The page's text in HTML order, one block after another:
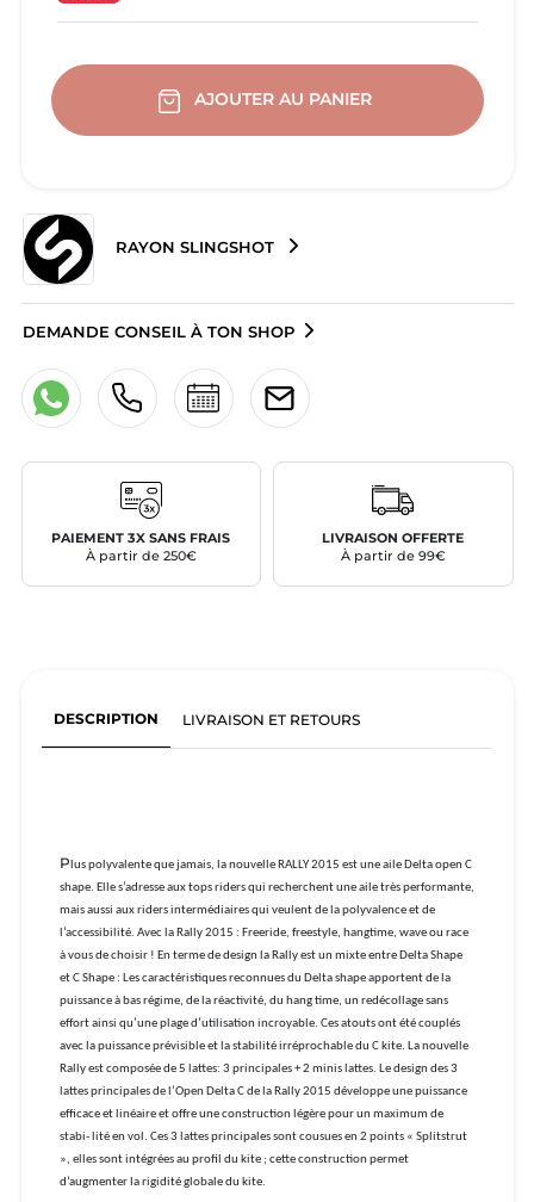
AJOUTER AU PANIER
RAYON SLINGSHOT
DEMANDE CONSEIL À TON SHOP
PAIEMENT 3X SANS FRAIS
À partir de 250€
LIVRAISON OFFERTE
À partir de 99€
DESCRIPTION LIVRAISON ET RETOURS
Plus polyvalente que jamais, la nouvelle RALLY 2015 est une aile Delta open C
shape. Elle s’adresse aux tops riders qui recherchent une aile très performante,
mais aussi aux riders intermédiaires qui veulent de la polyvalence et de
l’accessibilité. Avec la Rally 2015 : Freeride, freestyle, hangtime, wave ou race
à vous de choisir ! En terme de design la Rally est un mixte entre Delta Shape
et C Shape : Les caractéristiques reconnues du Delta shape apportent de la
puissance à bas régime, de la réactivité, du hang time, un redécollage sans
effort ainsi qu’une plage d’utilisation incroyable. Ces atouts ont été couplés
avec la puissance prévisible et la stabilité irréprochable du C kite. La nouvelle
Rally est composée de 5 lattes: 3 principales + 2 minis lattes. Le design des 3
lattes principales de l’Open Delta C de la Rally 2015 développe une puissance
efficace et linéaire et offre une construction légère pour un maximum de
stabi- lité en vol. Ces 3 lattes principales sont cousues en 2 points « Splitstrut
», elles sont intégrées au profil du kite ; cette construction permet
d’augmenter la rigidité globale du kite.